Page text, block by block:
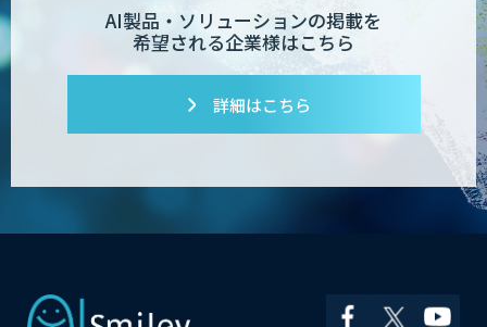
AI製品・ソリューションの掲載を
希望される企業様はこちら
詳細はこちら